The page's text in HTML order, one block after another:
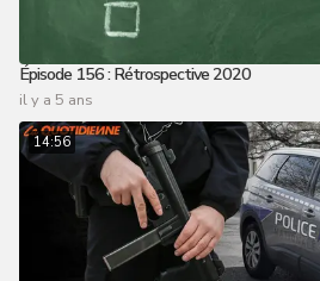
Épisode 156 : Rétrospective 2020
il y a 5 ans
14:56